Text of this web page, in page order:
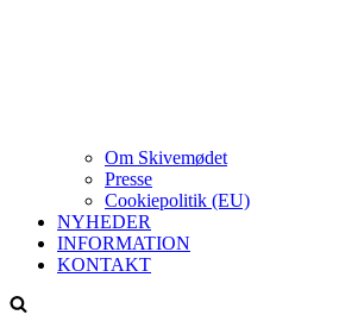
Om Skivemødet
Presse
Cookiepolitik (EU)
NYHEDER
INFORMATION
KONTAKT